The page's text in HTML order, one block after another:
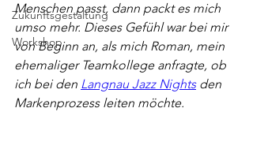
Zukunftsgestaltung
Workshop
Menschen passt, dann packt es mich
umso mehr. Dieses Gefühl war bei mir
von Beginn an, als mich Roman, mein
ehemaliger Teamkollege anfragte, ob
ich bei den Langnau Jazz Nights den
Markenprozess leiten möchte.